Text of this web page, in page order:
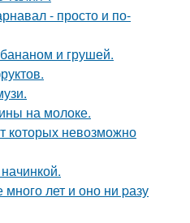
- просто и по-
и грушей.
на молоке.
невозможно
лет и оно ни pазу